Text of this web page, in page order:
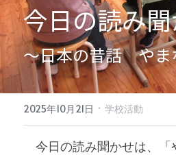
今日の読み
～日本の昔話　や
2025年10月21日 · 学校活動
今日の読み聞かせは、「